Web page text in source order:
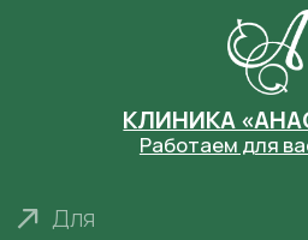
Имеются противопоказания. Необходима
© «Анастасия». Клиника пластической